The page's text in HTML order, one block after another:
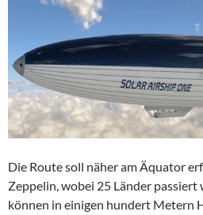
Die Route soll näher am Äquator
Zeppelin, wobei 25 Länder passiert
können in einigen hundert Metern